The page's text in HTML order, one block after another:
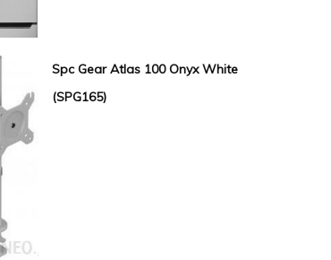
Spc Gear Atlas 100 Onyx White
(SPG165)